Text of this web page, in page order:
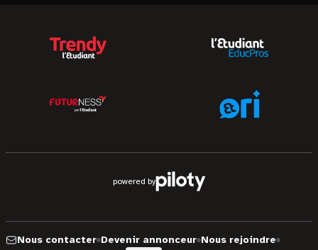
powered by
Nous contacter Devenir annonceur Nous rejoindre